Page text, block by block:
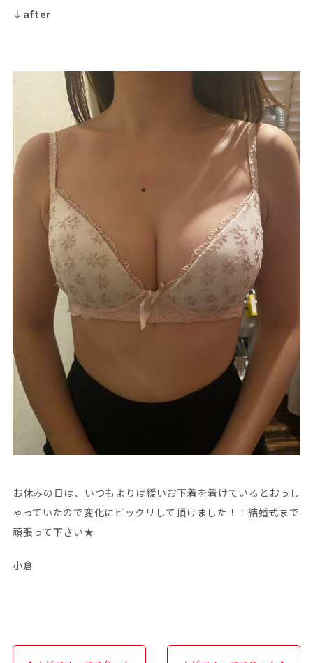
↓after
お休みの日は、いつもよりは緩いお下着を着けているとおっし
ゃっていたので変化にビックリして頂けました！！結婚式まで
頑張って下さい★
小倉